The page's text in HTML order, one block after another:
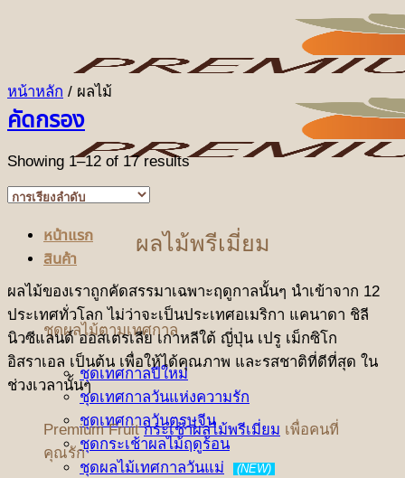
เนื้อหา
หน้าแรก
สินค้า
ชุดผลไม้ตามเทศกาล
ชุดเทศกาลปีใหม่
ชุดเทศกาลวันแห่งความรัก
ชุดเทศกาลวันตรุษจีน
ชุดกระเช้าผลไม้ฤดูร้อน
ชุดผลไม้เทศกาลวันแม่
(NEW)
หน้าหลัก / ผลไม้
คัดกรอง
Showing 1–12 of 17 results
ผลไม้พรีเมี่ยม
ผลไม้ของเราถูกคัดสรรมาเฉพาะฤดูกาลนั้นๆ นําเข้าจาก 12
ประเทศทั่วโลก ไม่ว่าจะเป็นประเทศอเมริกา แคนาดา ชิลี
นิวซีแลนด์ ออสเตรเลีย เกาหลีใต้ ญี่ปุ่น เปรู เม็กซิโก
อิสราเอล เป็นต้น เพื่อให้ได้คุณภาพ และรสชาติที่ดีที่สุด ใน
ช่วงเวลานั้นๆ
Premium Fruitกระเช้าผลไม้พรีเมี่ยม เพื่อคนที่
คุณรัก